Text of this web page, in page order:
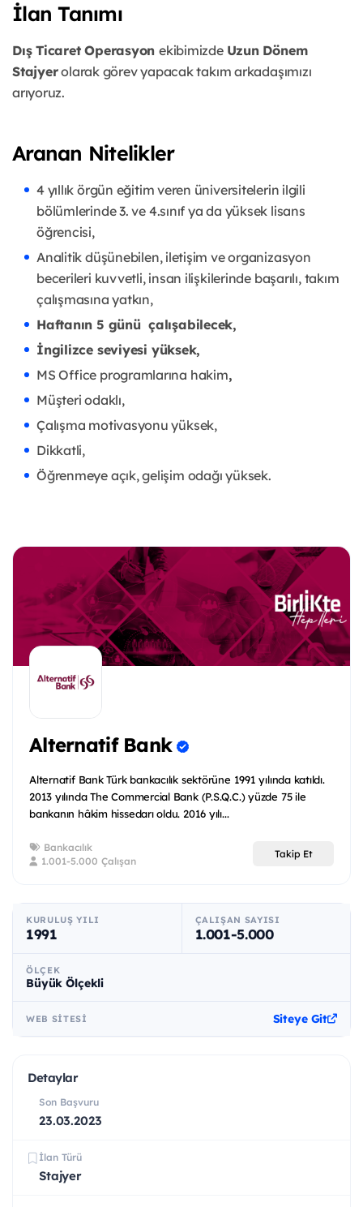
İlan Tanımı
Dış Ticaret Operasyonekibimizde Uzun Dönem
Stajyerolarak görev yapacak takım arkadaşımızı
arıyoruz.
Aranan Nitelikler
4 yıllık örgün eğitim veren üniversitelerin ilgili
bölümlerinde 3. ve 4.sınıf ya da yüksek lisans
öğrencisi,
Analitik düşünebilen, iletişim ve organizasyon
becerileri kuvvetli, insan ilişkilerinde başarılı, takım
çalışmasına yatkın,
Haftanın 5 günü çalışabilecek,
İngilizce seviyesi yüksek,
MS Office programlarına hakim,
Müşteri odaklı,
Çalışma motivasyonu yüksek,
Dikkatli,
Öğrenmeye açık, gelişim odağı yüksek.
Alternatif Bank
Alternatif Bank Türk bankacılık sektörüne 1991 yılında katıldı.
2013 yılında The Commercial Bank (P.S.Q.C.) yüzde 75 ile
bankanın hâkim hissedarı oldu. 2016 yılı...
Bankacılık
1.001-5.000 Çalışan
Takip Et
KURULUŞ YILI
1991
ÇALIŞAN SAYISI
1.001-5.000
ÖLÇEK
Büyük Ölçekli
WEB SITESI Siteye Git
Detaylar
Son Başvuru
23.03.2023
İlan Türü
Stajyer